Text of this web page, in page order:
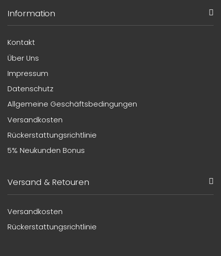
Information
Kontakt
Über Uns
Impressum
Datenschutz
Allgemeine Geschäftsbedingungen
Versandkosten
Rückerstattungsrichtlinie
5% Neukunden Bonus
Versand & Retouren
Versandkosten
Rückerstattungsrichtlinie